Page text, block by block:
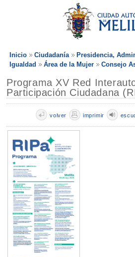
Inicio Ciudadanía
Presidencia,
Igualdad
Área de la Mujer Consejo
Programa XV Red
Participación Ciudadana
imprimir
volver